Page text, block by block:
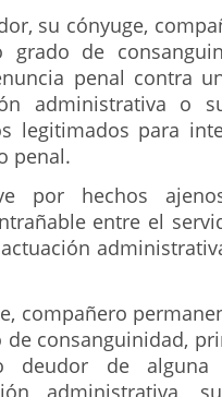
su cónyuge,
grado de
penal contra
administrativa o
legitimados para
penal.
por hechos
entre el
compañero
de consanguinidad,
deudor de alguna
administrativa,